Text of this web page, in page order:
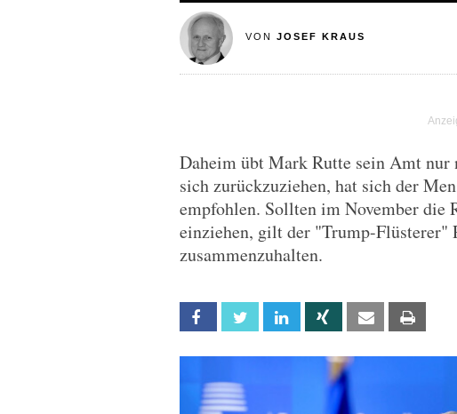
VON JOSEF KRAUS
Daheim übt Mark Rutte sein Amt nur
sich zurückzuziehen, hat sich der
empfohlen. Sollten im November die
einziehen, gilt der "Trump-Flüsterer"
zusammenzuhalten.
Facebook Twitter Linkedin Xing Email